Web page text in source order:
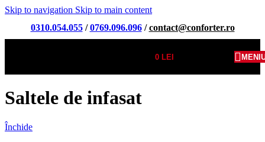
Skip to navigation Skip to main content
0310.054.055/0769.096.096/contact@conforter.ro
0LEI
Saltele de infasat
Închide